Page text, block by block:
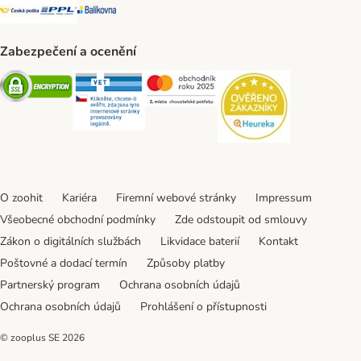
Česká pošta Shipping Method
PPL Shipping Method
Balíkovna Shipping Method
Zabezpečení a ocenění
Security Security Security
O zoohit Kariéra Firemní webové stránky
Impressum
Všeobecné obchodní podmínky
Zde odstoupit od smlouvy
Zákon o digitálních službách
Likvidace baterií
Kontakt
Poštovné a dodací termín
Způsoby platby
Partnerský program
Ochrana osobních údajů
Ochrana osobních údajů
Prohlášení o přístupnosti
© zooplus SE 2026